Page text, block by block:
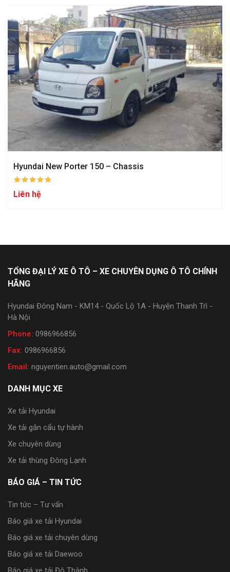
Hyundai New Porter 150 – Chassis
Liên hệ
TỔNG ĐẠI LÝ XE Ô TÔ – XE CHUYÊN DỤNG Ô TÔ CHÍNH
HÃNG
Hyundai Đông Nam - KM14 - Quốc Lộ 1A - Huyện Thanh Trì -
Hà Nội
Phone: 0986966856
Fax: 0986966856
Email: nguyentien.auto@gmail.com
DANH MỤC XE
Xe tải Hyundai
Xe tải gắn cẩu tự hành
Xe chuyên dùng
Xe tải thùng Đông Lạnh
BÁO GIÁ – TIN TỨC
Tin tức – Tư vấn
Báo giá xe tải Hyundai
Báo giá xe tải chuyên dùng
Báo giá xe tải Daewoo